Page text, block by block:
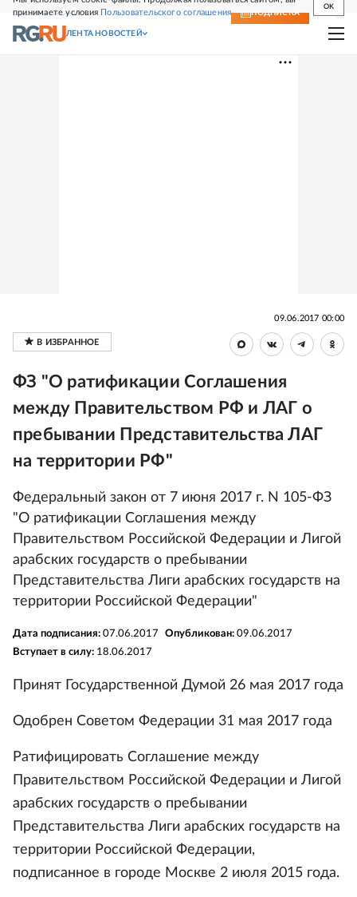
принимаете условия Пользовательского соглашения
OK
СВЕЖИЙ НОМЕР ПОДПИСКА
ЛЕНТА НОВОСТЕЙ
09.06.2017 00:00
ФЗ "О ратификации Соглашения
между Правительством РФ и ЛАГ о
пребывании Представительства ЛАГ
на территории РФ"
Федеральный закон от 7 июня 2017 г. N 105-ФЗ
"О ратификации Соглашения между
Правительством Российской Федерации и Лигой
арабских государств о пребывании
Представительства Лиги арабских государств на
территории Российской Федерации"
Дата подписания: 07.06.2017 Опубликован: 09.06.2017
Вступает в силу: 18.06.2017
Принят Государственной Думой 26 мая 2017 года
Одобрен Советом Федерации 31 мая 2017 года
Ратифицировать Соглашение между
Правительством Российской Федерации и Лигой
арабских государств о пребывании
Представительства Лиги арабских государств на
территории Российской Федерации,
подписанное в городе Москве 2 июля 2015 года.